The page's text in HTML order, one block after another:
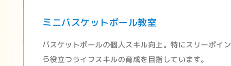
ミニバスケットボール教室
バスケットボールの個人スキル向上。特にスリーポイ
ら役立つライフスキルの育成を目指しています。